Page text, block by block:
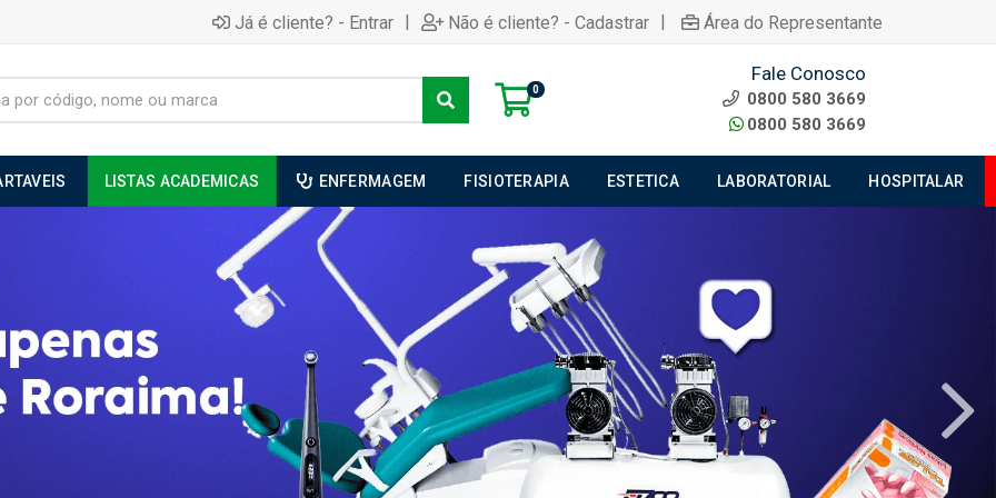
Já é cliente? - Entrar | Não é cliente? - Cadastrar | Área do Representante
0
Fale Conosco
0800 580 3669
0800 580 3669
LISTAS ACADEMICAS ENFERMAGEM FISIOTERAPIA ESTETICA LABORATORIAL HOSPITALAR